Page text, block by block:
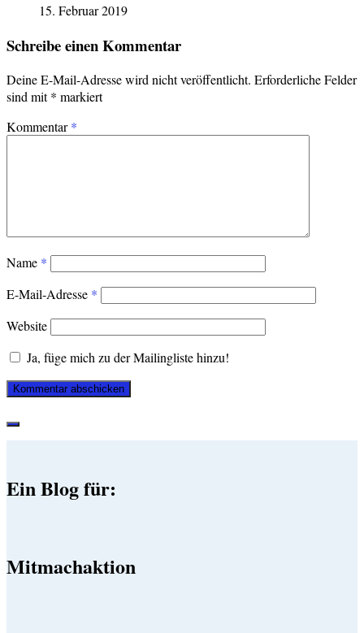
15. Februar 2019
Schreibe einen Kommentar
Deine E-Mail-Adresse wird nicht veröffentlicht. Erforderliche Felder
sind mit* markiert
Kommentar*
Name *
E-Mail-Adresse *
Website
Ja, füge mich zu der Mailingliste hinzu!
Ein Blog für:
Mitmachaktion